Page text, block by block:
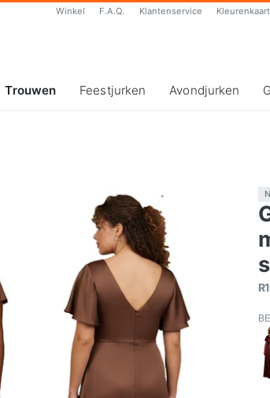
Winkel F.A.Q. Klantenservice Kleurenkaart
Trouwen Feestjurken Avondjurken